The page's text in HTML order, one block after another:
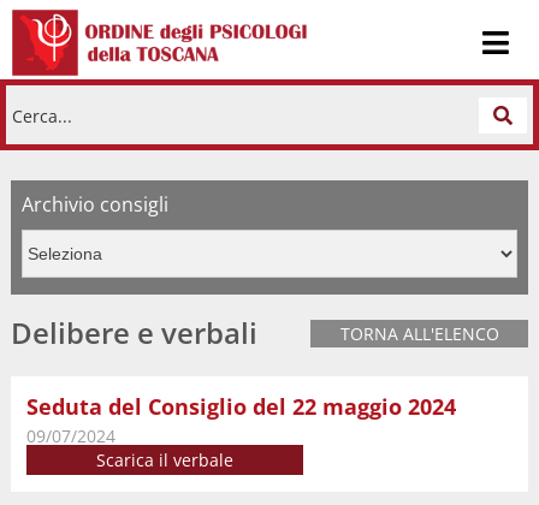
Cerca...
Archivio consigli
Delibere e verbali TORNA ALL'ELENCO
Seduta del Consiglio del 22 maggio 2024
09/07/2024
Scarica il verbale